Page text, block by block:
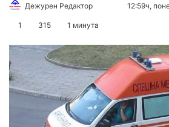
Дежурен Редактор
Send12:59ч,
1 315 1 минута